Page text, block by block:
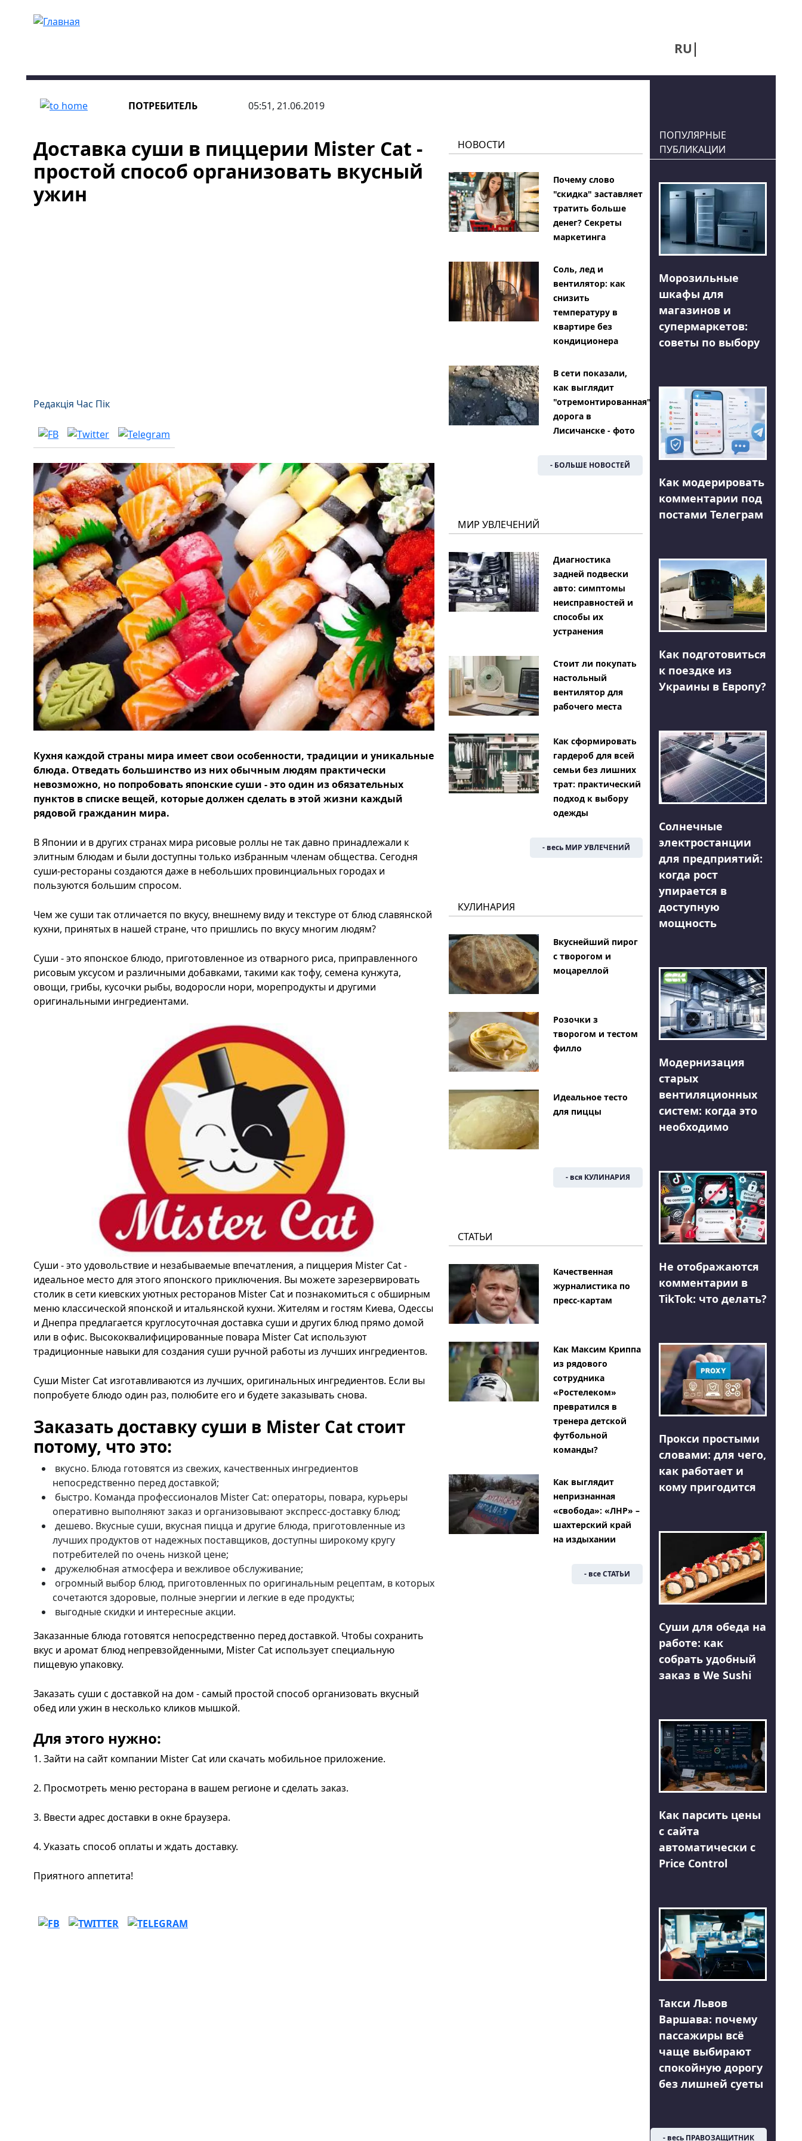
RU
ПОТРЕБИТЕЛЬ 05:51, 21.06.2019
Доставка суши в пиццерии Mister Cat -
простой способ организовать вкусный
ужин
Редакція Час Пік
Кухня каждой страны мира имеет свои особенности, традиции и уникальные
блюда. Отведать большинство из них обычным людям практически
невозможно, но попробовать японские суши - это один из обязательных
пунктов в списке вещей, которые должен сделать в этой жизни каждый
рядовой гражданин мира.
В Японии и в других странах мира рисовые роллы не так давно принадлежали к
элитным блюдам и были доступны только избранным членам общества. Сегодня
суши-рестораны создаются даже в небольших провинциальных городах и
пользуются большим спросом.
Чем же суши так отличается по вкусу, внешнему виду и текстуре от блюд славянской
кухни, принятых в нашей стране, что пришлись по вкусу многим людям?
Суши - это японское блюдо, приготовленное из отварного риса, приправленного
рисовым уксусом и различными добавками, такими как тофу, семена кунжута,
овощи, грибы, кусочки рыбы, водоросли нори, морепродукты и другими
оригинальными ингредиентами.
Суши - это удовольствие и незабываемые впечатления, а пиццерия Mister Cat -
идеальное место для этого японского приключения. Вы можете зарезервировать
столик в сети киевских уютных ресторанов Mister Cat и познакомиться с обширным
меню классической японской и итальянской кухни. Жителям и гостям Киева, Одессы
и Днепра предлагается круглосуточная доставка суши и других блюд прямо домой
или в офис. Высококвалифицированные повара Mister Cat используют
традиционные навыки для создания суши ручной работы из лучших ингредиентов.
Суши Mister Cat изготавливаются из лучших, оригинальных ингредиентов. Если вы
попробуете блюдо один раз, полюбите его и будете заказывать снова.
Заказать доставку суши в Mister Cat стоит
потому, что это:
вкусно. Блюда готовятся из свежих, качественных ингредиентов
непосредственно перед доставкой;
быстро. Команда профессионалов Mister Cat: операторы, повара, курьеры
оперативно выполняют заказ и организовывают экспресс-доставку блюд;
дешево. Вкусные суши, вкусная пицца и другие блюда, приготовленные из
лучших продуктов от надежных поставщиков, доступны широкому кругу
потребителей по очень низкой цене;
дружелюбная атмосфера и вежливое обслуживание;
огромный выбор блюд, приготовленных по оригинальным рецептам, в которых
сочетаются здоровые, полные энергии и легкие в еде продукты;
выгодные скидки и интересные акции.
Заказанные блюда готовятся непосредственно перед доставкой. Чтобы сохранить
вкус и аромат блюд непревзойденными, Mister Cat использует специальную
пищевую упаковку.
Заказать суши с доставкой на дом - самый простой способ организовать вкусный
обед или ужин в несколько кликов мышкой.
Для этого нужно:
1. Зайти на сайт компании Mister Cat или скачать мобильное приложение.
2. Просмотреть меню ресторана в вашем регионе и сделать заказ.
3. Ввести адрес доставки в окне браузера.
4. Указать способ оплаты и ждать доставку.
Приятного аппетита!
НОВОСТИ
Почему слово
"скидка" заставляет
тратить больше
денег? Секреты
маркетинга
Соль, лед и
вентилятор: как
снизить
температуру в
квартире без
кондиционера
В сети показали,
как выглядит
"отремонтированная"
дорога в
Лисичанске - фото
- БОЛЬШЕ НОВОСТЕЙ
МИР УВЛЕЧЕНИЙ
Диагностика
задней подвески
авто: симптомы
неисправностей и
способы их
устранения
Стоит ли покупать
настольный
вентилятор для
рабочего места
Как сформировать
гардероб для всей
семьи без лишних
трат: практический
подход к выбору
одежды
- весь МИР УВЛЕЧЕНИЙ
КУЛИНАРИЯ
Вкуснейший пирог
с творогом и
моцареллой
Розочки з
творогом и тестом
филло
Идеальное тесто
для пиццы
- вся КУЛИНАРИЯ
СТАТЬИ
Качественная
журналистика по
пресс-картам
Как Максим Криппа
из рядового
сотрудника
«Ростелеком»
превратился в
тренера детской
футбольной
команды?
Как выглядит
непризнанная
«свобода»: «ЛНР» –
шахтерский край
на издыхании
- все СТАТЬИ
ПОПУЛЯРНЫЕ
ПУБЛИКАЦИИ
Морозильные
шкафы для
магазинов и
супермаркетов:
советы по выбору
Как модерировать
комментарии под
постами Телеграм
Как подготовиться
к поездке из
Украины в Европу?
Солнечные
электростанции
для предприятий:
когда рост
упирается в
доступную
мощность
Модернизация
старых
вентиляционных
систем: когда это
необходимо
Не отображаются
комментарии в
TikTok: что делать?
Прокси простыми
словами: для чего,
как работает и
кому пригодится
Суши для обеда на
работе: как
собрать удобный
заказ в We Sushi
Как парсить цены
с сайта
автоматически с
Price Control
Такси Львов
Варшава: почему
пассажиры всё
чаще выбирают
спокойную дорогу
без лишней суеты
- весь ПРАВОЗАЩИТНИК